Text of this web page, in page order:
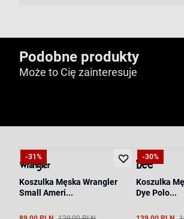
Podobne produkty
Może to Cię zainteresuje
-31%
Koszulka Męska Wrangler
Small Ameri...
-30%
Koszulka
Dye Polo...